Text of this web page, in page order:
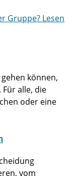
Gruppe? Lesen
können,
alle, die
oder eine
vom